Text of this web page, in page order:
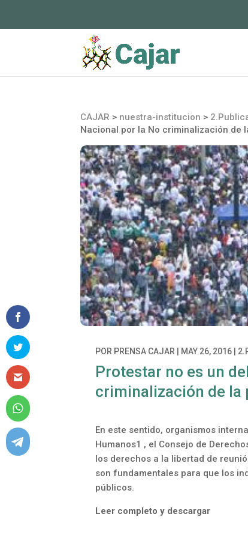
CAJAR > nuestra-institucion >
Nacional por la No criminalización de
POR PRENSA CAJAR MAY 26, 2016
Protestar no es un
criminalización de la
En este sentido, organismos
Humanos1 , el Consejo de
los derechos a la libertad de
son fundamentales para que los
públicos.
Leer completo y descargar